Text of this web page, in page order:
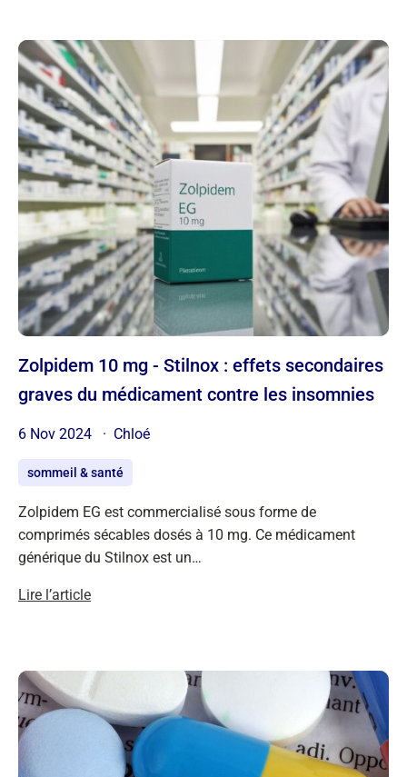
Zolpidem 10 mg - Stilnox : effets secondaires
graves du médicament contre les insomnies
6 Nov 2024 Chloé
sommeil & santé
Zolpidem EG est commercialisé sous forme de
comprimés sécables dosés à 10 mg. Ce médicament
générique du Stilnox est un…
Lire l’article